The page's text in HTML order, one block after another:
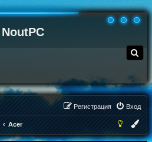
NoutPC
о
Вход
Регистрация
Acer